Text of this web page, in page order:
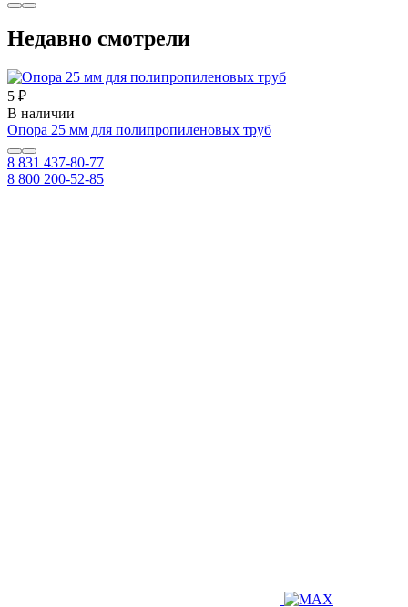
Недавно смотрели
5 ₽
В наличии
Опора 25 мм для полипропиленовых труб
8 831 437-80-77
8 800 200-52-85